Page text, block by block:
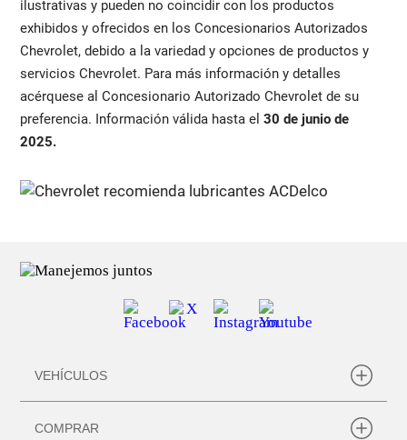
ilustrativas y pueden no coincidir con los productos
exhibidos y ofrecidos en los Concesionarios Autorizados
Chevrolet, debido a la variedad y opciones de productos y
servicios Chevrolet. Para más información y detalles
acérquese al Concesionario Autorizado Chevrolet de su
preferencia. Información válida hasta el30 de junio de
2025.